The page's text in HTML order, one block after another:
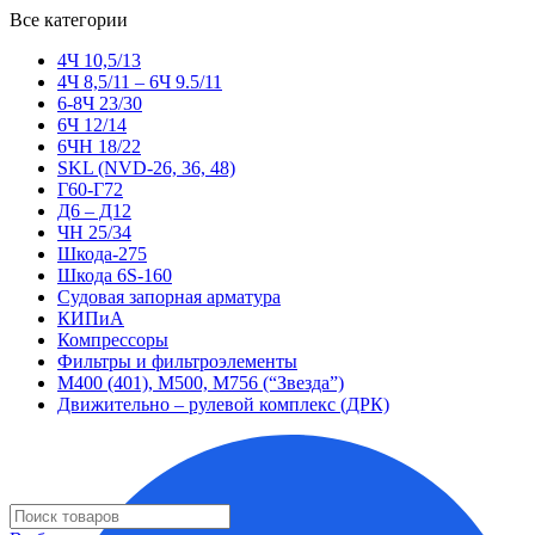
Все категории
4Ч 10,5/13
4Ч 8,5/11 – 6Ч 9.5/11
6-8Ч 23/30
6Ч 12/14
6ЧН 18/22
SKL (NVD-26, 36, 48)
Г60-Г72
Д6 – Д12
ЧН 25/34
Шкода-275
Шкода 6S-160
Судовая запорная арматура
КИПиА
Компрессоры
Фильтры и фильтроэлементы
М400 (401), М500, М756 (“Звезда”)
Движительно – рулевой комплекс (ДРК)